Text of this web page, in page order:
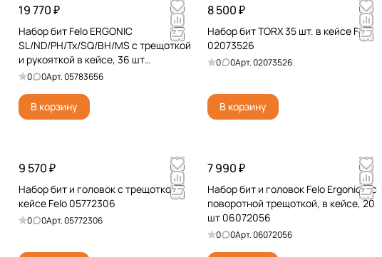
19 770 ₽
Набор бит Felo ERGONIC
SL/ND/PH/Tx/SQ/BH/MS с трещоткой
и рукояткой в кейсе, 36 шт
05783656
0 0Арт.05783656
В корзину
8 500 ₽
Набор бит TORX 35 шт. в кейсе Felo
02073526
0 0Арт.02073526
В корзину
9 570 ₽
Набор бит и головок с трещоткой в
кейсе Felo 05772306
0 0Арт.05772306
7 990 ₽
Набор бит и головок Felo Ergonic K с
поворотной трещоткой, в кейсе, 20
шт 06072056
0 0Арт.06072056